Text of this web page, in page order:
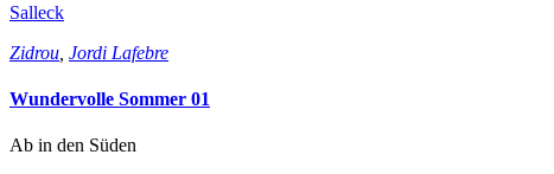
Salleck
Zidrou Jordi Lafebre
Wundervolle Sommer 01
Ab in den Süden